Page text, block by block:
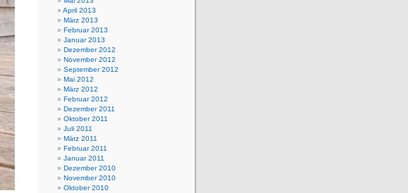
April 2013
März 2013
Februar 2013
Januar 2013
Dezember 2012
November 2012
September 2012
Mai 2012
März 2012
Februar 2012
Dezember 2011
Oktober 2011
Juli 2011
März 2011
Februar 2011
Januar 2011
Dezember 2010
November 2010
Oktober 2010